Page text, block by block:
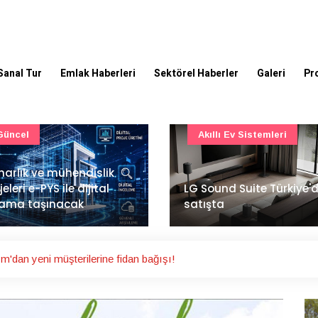
Tur Emlak Haberleri Sektörel Haberler Galeri
Suite Türkiye'de
Ev Sistemleri
İstanbul Havalimanı'nın
ana pistinde sona doğru
Ulaşım
yeni müşterilerine fidan bağışı!